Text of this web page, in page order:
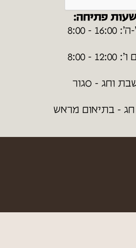
פתיחה:
16:00 - 8:00
12:00 - 8:00
וחג - סגור
חג - בתיאום מראש